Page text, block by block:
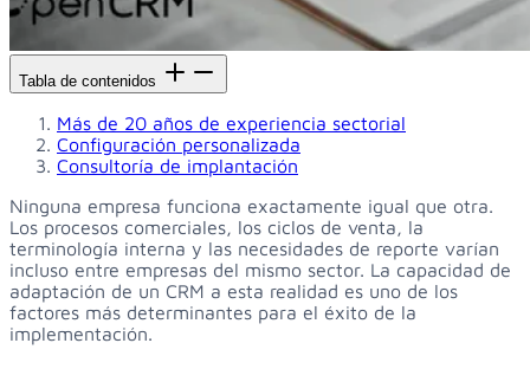
Tabla de contenidos
Más de 20 años de experiencia sectorial
Configuración personalizada
Consultoría de implantación
Ninguna empresa funciona exactamente igual que otra.
Los procesos comerciales, los ciclos de venta, la
terminología interna y las necesidades de reporte varían
incluso entre empresas del mismo sector. La capacidad de
adaptación de un CRM a esta realidad es uno de los
factores más determinantes para el éxito de la
implementación.